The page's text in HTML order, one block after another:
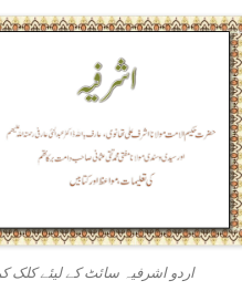
اردو اشرفیہ سائٹ کے لیئے کلک